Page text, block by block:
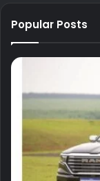
Popular Posts